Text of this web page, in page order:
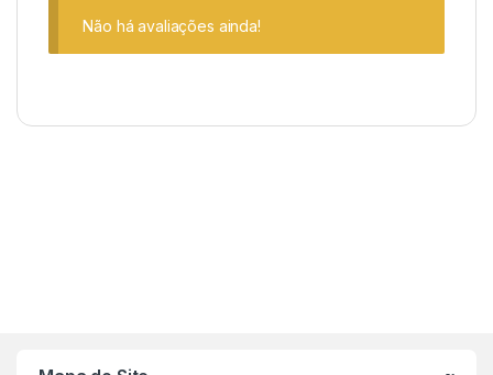
Não há avaliações ainda!